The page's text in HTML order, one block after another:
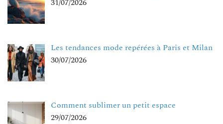
31/07/2026
Les tendances mode repérées à Paris et Milan
30/07/2026
Comment sublimer un petit espace
29/07/2026